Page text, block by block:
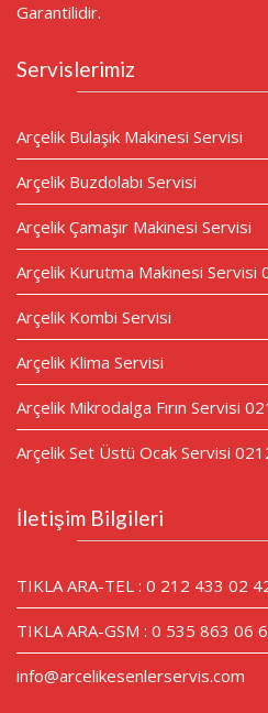
Garantilidir.
Servislerimiz
Arçelik Bulaşık Makinesi Servisi
Arçelik Buzdolabı Servisi
Arçelik Çamaşır Makinesi Servisi
Arçelik Kurutma Makinesi Servisi
Arçelik Kombi Servisi
Arçelik Klima Servisi
Arçelik Mikrodalga Fırın Servisi
Arçelik Set Üstü Ocak Servisi
İletişim Bilgileri
TIKLA ARA-TEL : 0 212 433 02
TIKLA ARA-GSM : 0 535 863 06
info@arcelikesenlerservis.com